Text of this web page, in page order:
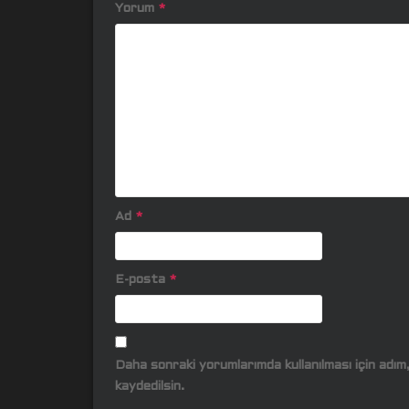
Yorum *
Ad *
E-posta *
Daha sonraki yorumlarımda kullanılması için
kaydedilsin.